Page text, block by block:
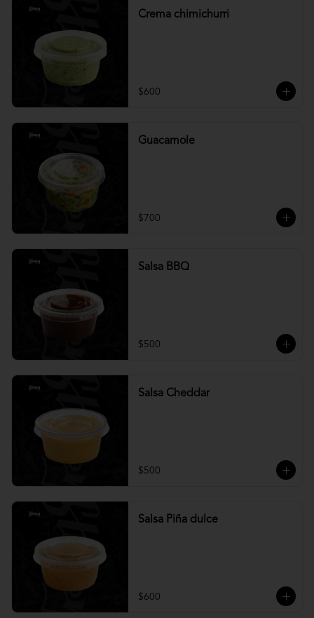
Crema chimichurri
$600
Guacamole
$700
Salsa BBQ
$500
Salsa Cheddar
$500
Salsa Piña dulce
$600